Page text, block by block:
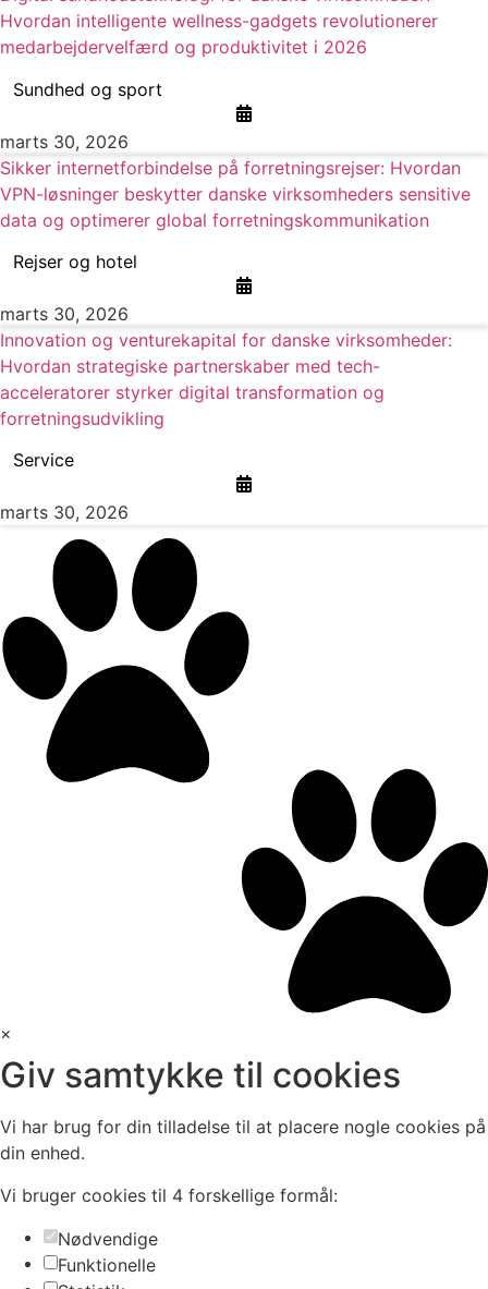
Hvordan intelligente wellness-gadgets revolutionerer
medarbejdervelfærd og produktivitet i 2026
Sundhed og sport
marts 30, 2026
Sikker internetforbindelse på forretningsrejser: Hvordan
VPN-løsninger beskytter danske virksomheders sensitive
data og optimerer global forretningskommunikation
Rejser og hotel
marts 30, 2026
Innovation og venturekapital for danske virksomheder:
Hvordan strategiske partnerskaber med tech-
acceleratorer styrker digital transformation og
forretningsudvikling
Service
marts 30, 2026
×
Giv samtykke til cookies
Vi har brug for din tilladelse til at placere nogle cookies på
din enhed.
Vi bruger cookies til 4 forskellige formål:
Nødvendige
Funktionelle